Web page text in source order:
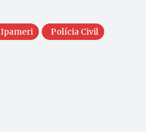
Ipameri Polícia Civil